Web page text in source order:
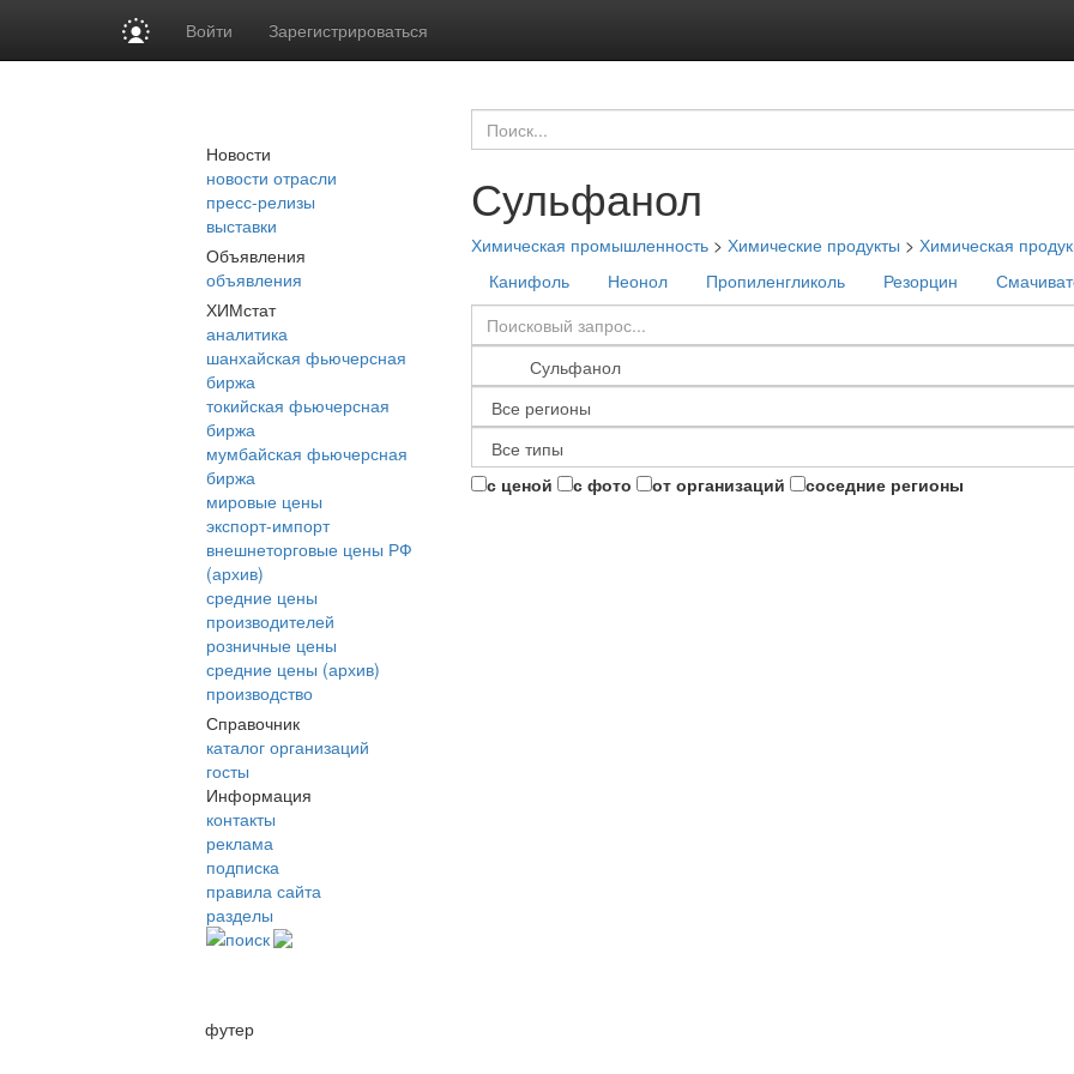
Войти Зарегистрироваться
Новости
новости отрасли
пресс-релизы
выставки
Объявления
объявления
ХИМстат
аналитика
шанхайская фьючерсная
биржа
токийская фьючерсная
биржа
мумбайская фьючерсная
биржа
мировые цены
экспорт-импорт
внешнеторговые цены РФ
(архив)
средние цены
производителей
розничные цены
средние цены (архив)
производство
Справочник
каталог организаций
госты
Информация
контакты
реклама
подписка
правила сайта
разделы
поиск
Сульфанол
Химическая промышленность > Химические продукты > Химическая
Канифоль
Неонол Пропиленгликоль Резорцин
с ценой с фото от организаций соседние регионы
футер